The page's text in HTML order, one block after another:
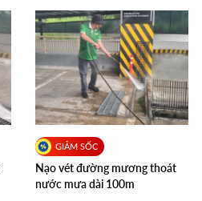
Nạo vét đường mương thoát
nước mưa dài 100m